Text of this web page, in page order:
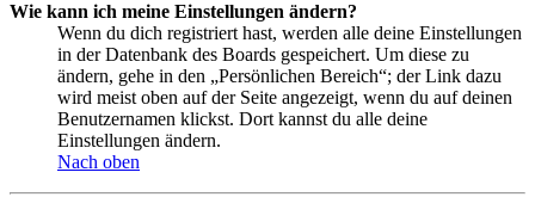
Wie kann ich meine Einstellungen ändern?
Wenn du dich registriert hast, werden alle deine Einstellungen
in der Datenbank des Boards gespeichert. Um diese zu
ändern, gehe in den „Persönlichen Bereich“; der Link dazu
wird meist oben auf der Seite angezeigt, wenn du auf deinen
Benutzernamen klickst. Dort kannst du alle deine
Einstellungen ändern.
Nach oben